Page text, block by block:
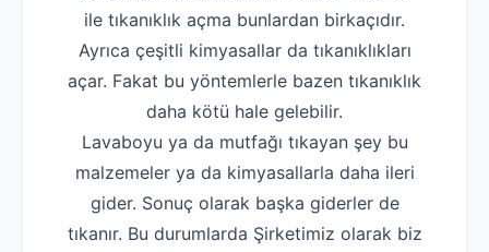
ile tıkanıklık açma bunlardan birkaçıdır.
Ayrıca çeşitli kimyasallar da tıkanıklıkları
açar. Fakat bu yöntemlerle bazen tıkanıklık
daha kötü hale gelebilir.
Lavaboyu ya da mutfağı tıkayan şey bu
malzemeler ya da kimyasallarla daha ileri
gider. Sonuç olarak başka giderler de
tıkanır. Bu durumlarda Şirketimiz olarak biz